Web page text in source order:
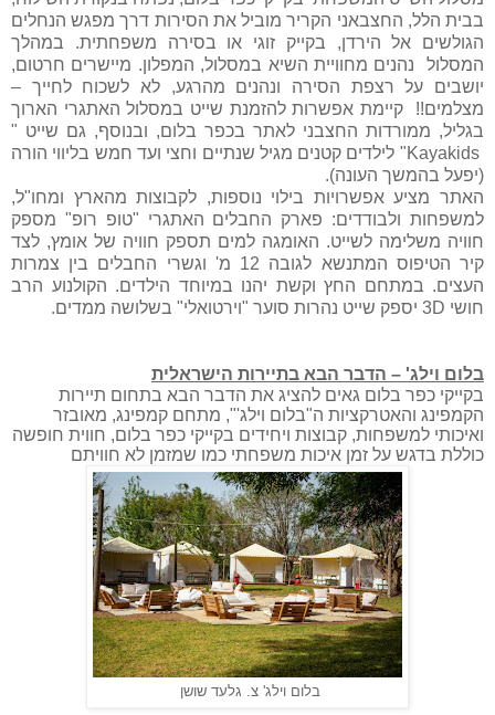
בבית הלל, החצבאני הקריר מוביל את הסירות דרך מפגש הנחלים
הגולשים אל הירדן, בקייק זוגי או בסירה משפחתית. במהלך
המסלול
נהנים מחוויית השיא במסלול, המפלון. מיישרים חרטום,
יושבים על רצפת הסירה ונהנים מהרגע, לא לשכוח לחייך –
מצלמים!!
קיימת אפשרות להזמנת שייט במסלול האתגרי הארוך
בגליל, ממורדות החצבני לאתר בכפר בלום, ובנוסף, גם שייט "
Kayakids" לילדים קטנים מגיל שנתיים וחצי ועד חמש בליווי הורה
(יפעל בהמשך העונה).
האתר מציע אפשרויות בילוי נוספות, לקבוצות מהארץ ומחו"ל,
למשפחות ולבודדים: פארק החבלים האתגרי "טופ רופ" מספק
חוויה משלימה לשייט. האומגה למים תספק חוויה של אומץ, לצד
קיר הטיפוס המתנשא לגובה 12 מ' וגשרי החבלים בין צמרות
העצים. במתחם החץ וקשת יהנו במיוחד הילדים. הקולנוע הרב
חושי D3 יספק שייט נהרות סוער "וירטואלי" בשלושה ממדים.
בלום וילג' – הדבר הבא בתיירות הישראלית
בקייקי כפר בלום גאים להציג את הדבר הבא בתחום תיירות
הקמפינג והאטרקציות ה"בלום וילג'", מתחם קמפינג, מאובזר
ואיכותי למשפחות, קבוצות ויחידים בקייקי כפר בלום, חווית חופשה
כוללת בדגש על זמן איכות משפחתי כמו שמזמן לא חוויתם
בלום וילג' צ. גלעד שושן